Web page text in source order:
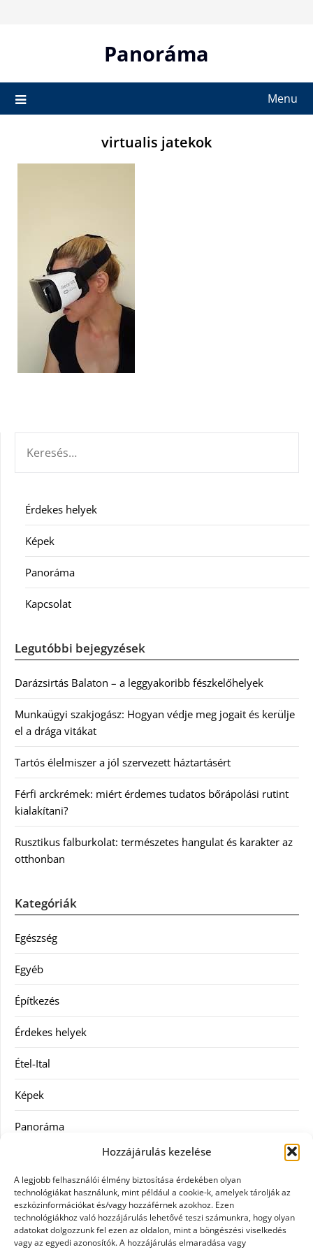
Hozzájárulás kezelése
A legjobb felhasználói élmény biztosítása érdekében olyan
technológiákat használunk, mint például a cookie-k, amelyek tárolják az
eszközinformációkat és/vagy hozzáférnek azokhoz. Ezen
technológiákhoz való hozzájárulás lehetővé teszi számunkra, hogy olyan
adatokat dolgozzunk fel ezen az oldalon, mint a böngészési viselkedés
vagy az egyedi azonosítók. A hozzájárulás elmaradása vagy
Panoráma
Menu
virtualis jatekok
Érdekes helyek
Képek
Panoráma
Kapcsolat
Legutóbbi bejegyzések
Darázsirtás Balaton – a leggyakoribb fészkelőhelyek
Munkaügyi szakjogász: Hogyan védje meg jogait és kerülje
el a drága vitákat
Tartós élelmiszer a jól szervezett háztartásért
Férfi arckrémek: miért érdemes tudatos bőrápolási rutint
kialakítani?
Rusztikus falburkolat: természetes hangulat és karakter az
otthonban
Kategóriák
Egészség
Egyéb
Építkezés
Érdekes helyek
Étel-Ital
Képek
Panoráma
Szolgáltatás
Vásárlás